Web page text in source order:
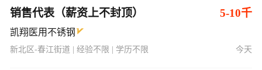
销售代表（薪资上不封顶） 5-10千
凯翔医用不锈钢
新北区-春江街道 | 经验不限 | 学历不限 今天